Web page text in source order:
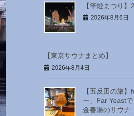
【竿燈まつり】
2026年8月6日
【東京サウナまとめ】
2026年8月4日
【五反田の旅
ー、Far Yeastで
金春湯のサウナ